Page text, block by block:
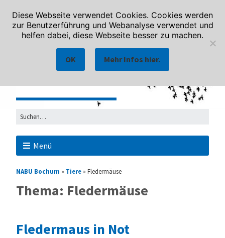
Menü
NABU Bochum » Tiere » Fledermäuse
Thema: Fledermäuse
Fledermaus in Not
Diese Webseite verwendet Cookies. Cookies werden
zur Benutzerführung und Webanalyse verwendet und
helfen dabei, diese Webseite besser zu machen.
OK Mehr Infos hier.